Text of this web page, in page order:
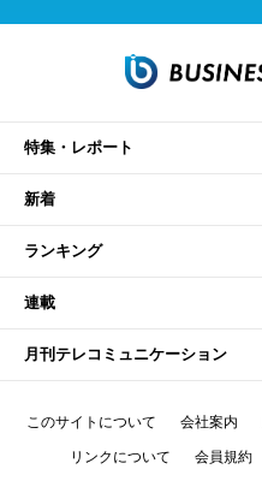
特集・レポート
新着
ランキング
連載
月刊テレコミュニケーション
このサイトについて 会社案内
リンクについて 会員規約